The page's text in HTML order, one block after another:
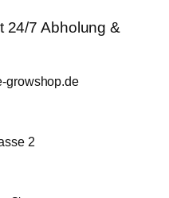
24/7 Abholung &
growshop.de
2